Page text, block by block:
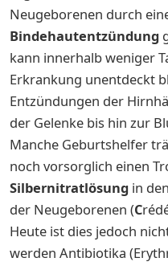
Neugeborenen durch
Bindehautentzündung
kann innerhalb weniger
Erkrankung unentdeckt
Entzündungen der
der Gelenke bis hin zur
Manche Geburtshelfer
noch vorsorglich einen
Silbernitratlösung in
der Neugeborenen (C
Heute ist dies jedoch
werden Antibiotika